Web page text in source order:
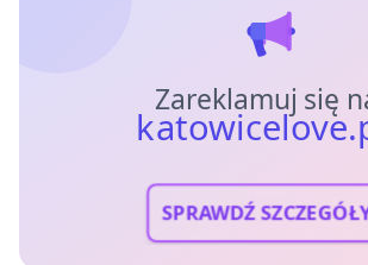
Zareklamuj się
SPRAWDŹ